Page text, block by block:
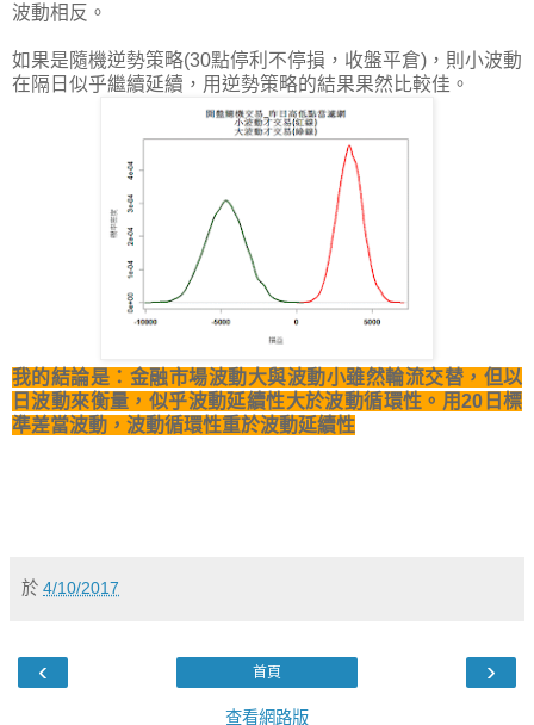
波動相反。
如果是隨機逆勢策略(30點停利不停損，收盤平倉)，則小波動
在隔日似乎繼續延續，用逆勢策略的結果果然比較佳。
我的結論是：金融市場波動大與波動小雖然輪流交替，但以
日波動來衡量，似乎波動延續性大於波動循環性。用20日標
準差當波動，波動循環性重於波動延續性
於 4/10/2017
‹ ›
首頁
查看網路版